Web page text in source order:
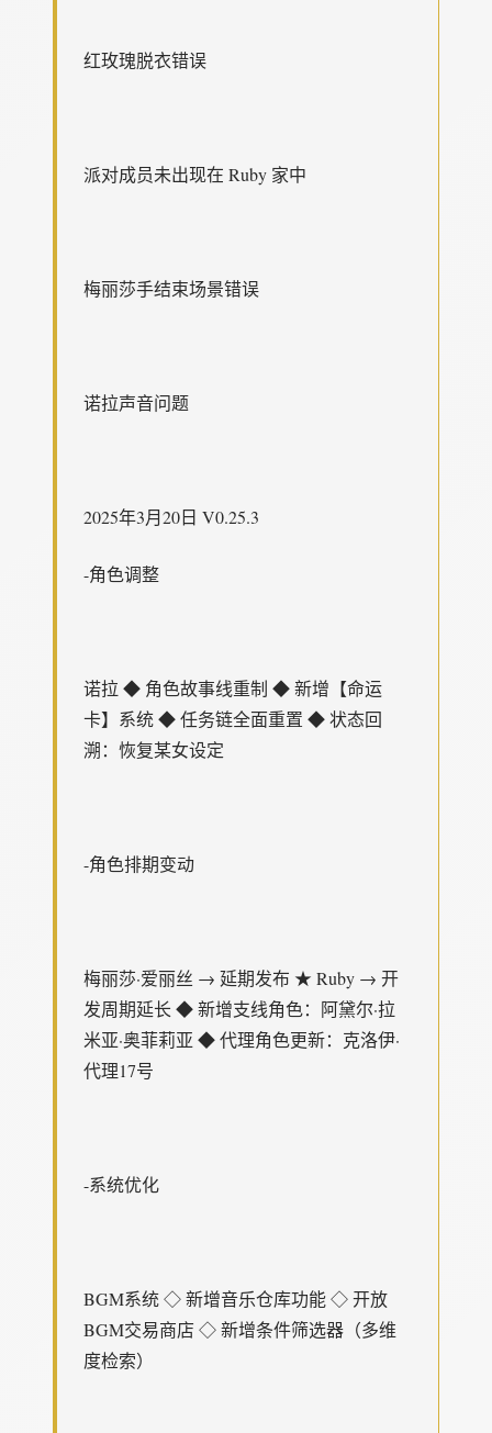
红玫瑰脱衣错误
派对成员未出现在 Ruby 家中
梅丽莎手结束场景错误
诺拉声音问题
2025年3月20日 V0.25.3
-角色调整
诺拉 ◆ 角色故事线重制 ◆ 新增【命运
卡】系统 ◆ 任务链全面重置 ◆ 状态回
溯：恢复某女设定
-角色排期变动
梅丽莎·爱丽丝 → 延期发布 ★ Ruby → 开
发周期延长 ◆ 新增支线角色：阿黛尔·拉
米亚·奥菲莉亚 ◆ 代理角色更新：克洛伊·
代理17号
-系统优化
BGM系统 ◇ 新增音乐仓库功能 ◇ 开放
BGM交易商店 ◇ 新增条件筛选器（多维
度检索）